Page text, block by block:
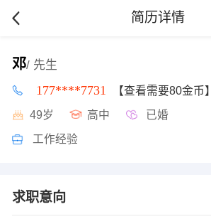
简历详情
邓/ 先生
177****7731 【查看需要80金币】
49岁 高中 已婚
工作经验
求职意向